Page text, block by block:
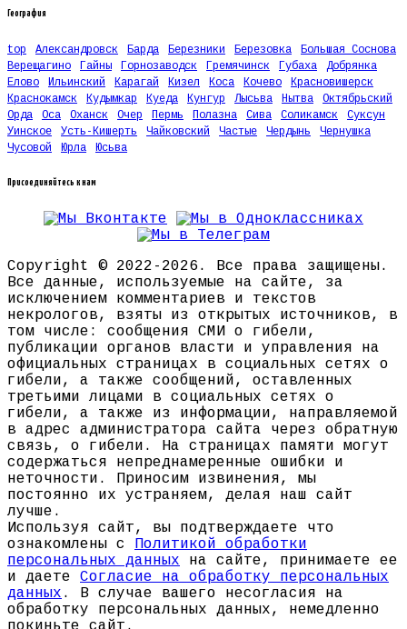
География
top Александровск Барда Березники Березовка
Большая Соснова
Верещагино
Гайны Горнозаводск Гремячинск Губаха
Добрянка
Елово
Ильинский Карагай Кизел Коса Кочево
Красновишерск
Краснокамск
Кудымкар Куеда Кунгур Лысьва Нытва
Октябрьский
Орда
Оса Оханск Очер Пермь Полазна Сива Соликамск
Суксун
Уинское
Усть-Кишерть Чайковский Частые Чердынь
Чернушка
Чусовой
Юрла Юсьва
Присоединяйтесь к нам
Copyright © 2022-2026. Все права защищены.
Все данные, используемые на сайте, за
исключением комментариев и текстов
некрологов, взяты из открытых источников, в
том числе: сообщения СМИ о гибели,
публикации органов власти и управления на
официальных страницах в социальных сетях о
гибели, а также сообщений, оставленных
третьими лицами в социальных сетях о
гибели, а также из информации, направляемой
в адрес администратора сайта через обратную
связь, о гибели. На страницах памяти могут
содержаться непреднамеренные ошибки и
неточности. Приносим извинения, мы
постоянно их устраняем, делая наш сайт
лучше.
Используя сайт, вы подтверждаете что
ознакомлены с Политикой обработки
персональных данных на сайте, принимаете ее
и даете Согласие на обработку персональных
данных . В случае вашего несогласия на
обработку персональных данных, немедленно